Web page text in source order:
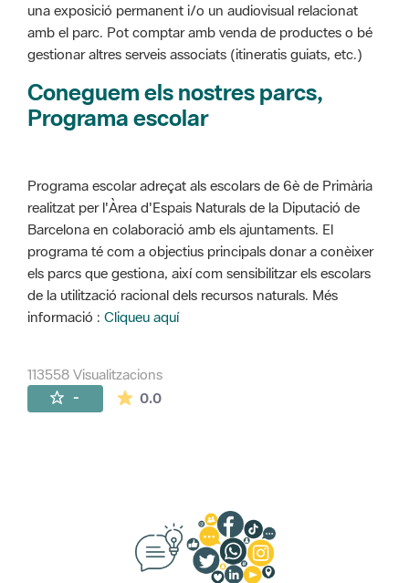
una exposició permanent i/o un audiovisual relacionat
amb el parc. Pot comptar amb venda de productes o bé
gestionar altres serveis associats (itineratis guiats, etc.)
Coneguem els nostres parcs,
Programa escolar
Programa escolar adreçat als escolars de 6è de Primària
realitzat per l'Àrea d'Espais Naturals de la Diputació de
Barcelona en colaboració amb els ajuntaments. El
programa té com a objectius principals donar a conèixer
els parcs que gestiona, així com sensibilitzar els escolars
de la utilització racional dels recursos naturals. Més
informació : Cliqueu aquí
113558 Visualitzacions
- 0.0La mitjana de les valoracions és de 0